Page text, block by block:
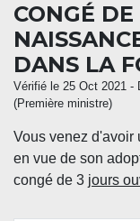
CONGÉ
DANS LA
Vérifié le 25 Oct 2021 -
(Première ministre)
Vous venez d'avoir
en vue de son
congé de 3 jours